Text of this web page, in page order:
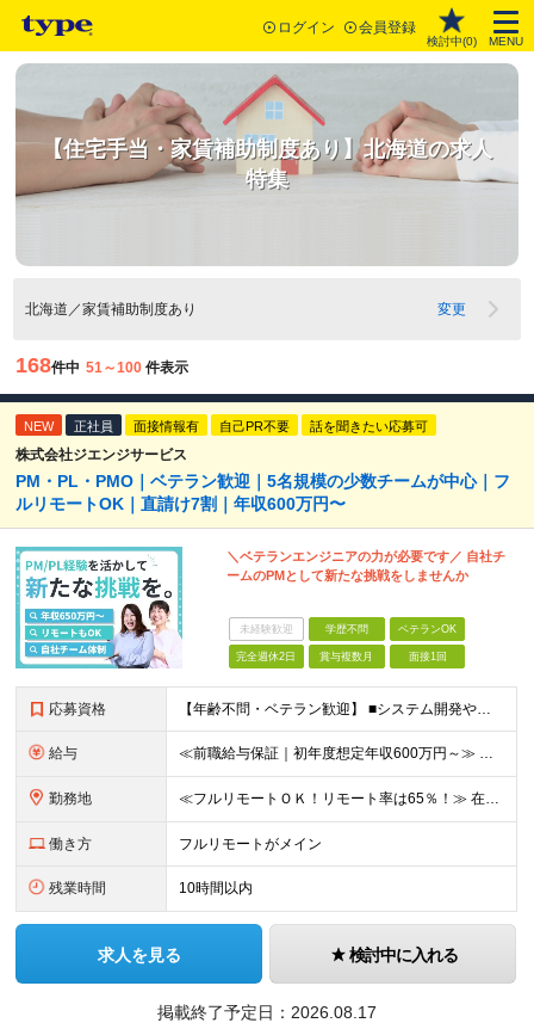
ログイン 会員登録
検討中(0) MENU
【住宅手当・家賃補助制度あり】北海道の求人
特集
北海道／家賃補助制度あり 変更
168件中 51～100 件表示
NEW 正社員 面接情報有 自己PR不要 話を聞きたい応募可
株式会社ジエンジサービス
PM・PL・PMO｜ベテラン歓迎｜5名規模の少数チームが中心｜フ
ルリモートOK｜直請け7割｜年収600万円〜
＼ベテランエンジニアの力が必要です／ 自社チ
ームのPMとして新たな挑戦をしませんか
未経験歓迎 学歴不問 ベテランOK
完全週休2日 賞与複数月 面接1回
応募資格 【年齢不問・ベテラン歓迎】 ■システム開発やインフラの実務経験をお持ちの方（言語・工程・年数不問） ■学歴不問 ≪こんな方はぜひご応募ください≫ □SE経験を積んだがリーダー・PLのポジションがない
給与 ≪前職給与保証｜初年度想定年収600万円～≫ 月給45万円以上＋決算賞与＋交通費 ※スキル・経験を考慮の上、優遇します ※上記月給には固定残業代月20時間分(5万1000円以上)を含みます。超過し
勤務地 ≪フルリモートＯＫ！リモート率は65％！≫ 在宅勤務または東京・神奈川・埼玉・千葉のお客様先での勤務 ■本社 東京都港区芝2-22-15 STKビル 1F (変更の範囲)上記を除く当社関連勤務地
働き方 フルリモートがメイン
残業時間 10時間以内
求人を見る 検討中に入れる
掲載終了予定日： 2026.08.17